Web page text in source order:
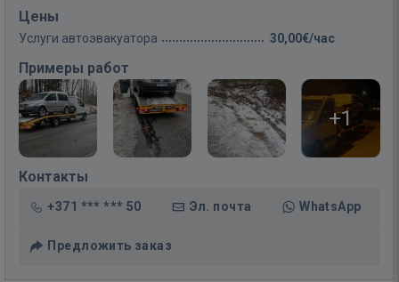
Цены
Услуги автоэвакуатора 30,00€/час
Примеры работ
+1
Контакты
+371 *** *** 50 Эл. почта WhatsApp
Предложить заказ